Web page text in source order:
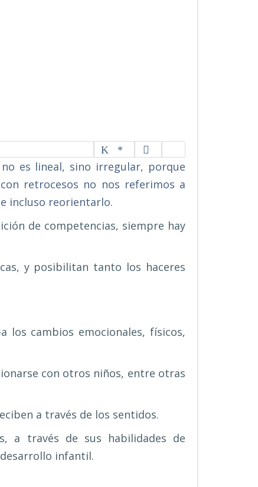
es lineal, sino irregular, porque
retrocesos no nos referimos a
incluso reorientarlo.
de competencias, siempre hay
y posibilitan tanto los haceres
los cambios emocionales, físicos,
con otros niños, entre otras
a través de los sentidos.
a través de sus habilidades de
infantil.